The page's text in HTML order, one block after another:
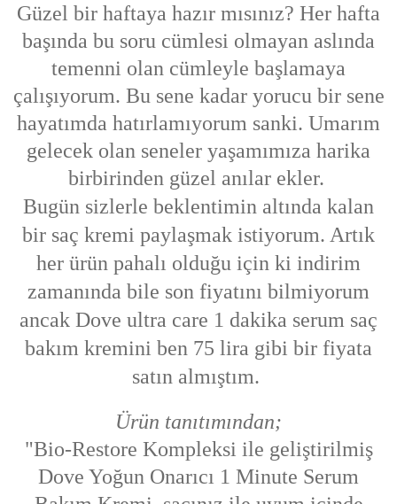
Güzel bir haftaya hazır mısınız? Her hafta
başında bu soru cümlesi olmayan aslında
temenni olan cümleyle başlamaya
çalışıyorum. Bu sene kadar yorucu bir sene
hayatımda hatırlamıyorum sanki. Umarım
gelecek olan seneler yaşamımıza harika
birbirinden güzel anılar ekler.
Bugün sizlerle beklentimin altında kalan
bir saç kremi paylaşmak istiyorum. Artık
her ürün pahalı olduğu için ki indirim
zamanında bile son fiyatını bilmiyorum
ancak Dove ultra care 1 dakika serum saç
bakım kremini ben 75 lira gibi bir fiyata
satın almıştım.
Ürün tanıtımından;
"Bio-Restore Kompleksi ile geliştirilmiş
Dove Yoğun Onarıcı 1 Minute Serum